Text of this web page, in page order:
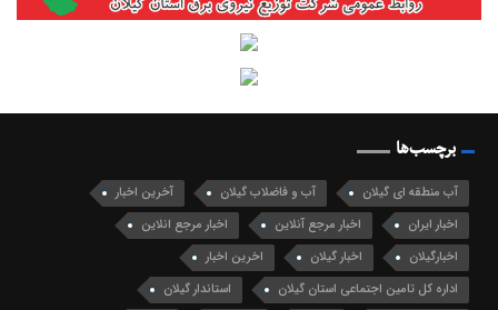
برچسب‌ها
آب منطقه ای گیلان آب و فاضلاب گیلان
آخرین اخبار
اخبار ایران
اخبار مرجع آنلاین
اخبار مرجع انلاین
اخبارگیلان
اخبار گیلان
اخرین اخبار
اداره کل تامین اجتماعی استان گیلان
استاندار گیلان